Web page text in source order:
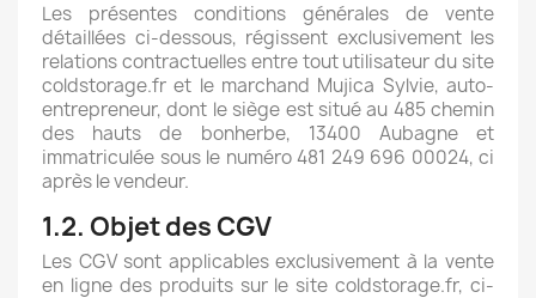
Les présentes conditions générales de vente
détaillées ci-dessous, régissent exclusivement les
relations contractuelles entre tout utilisateur du site
coldstorage.fr et le marchand Mujica Sylvie, auto-
entrepreneur, dont le siège est situé au 485 chemin
des hauts de bonherbe, 13400 Aubagne et
immatriculée sous le numéro 481 249 696 00024, ci
après le vendeur.
1.2. Objet des CGV
Les CGV sont applicables exclusivement à la vente
en ligne des produits sur le site coldstorage.fr, ci-